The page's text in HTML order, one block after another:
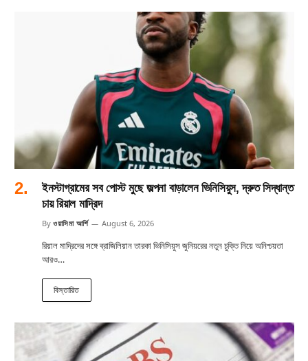
ইনস্টাগ্রামের সব পোস্ট মুছে জল্পনা বাড়ালেন ভিনিসিয়ুস, দ্রুত সিদ্ধান্ত
চায় রিয়াল মাদ্রিদ
By ওয়াসিমা আর্শি August 6, 2026
রিয়াল মাদ্রিদের সঙ্গে ব্রাজিলিয়ান তারকা ভিনিসিয়ুস জুনিয়রের নতুন চুক্তি নিয়ে অনিশ্চয়তা
আরও…
বিস্তারিত